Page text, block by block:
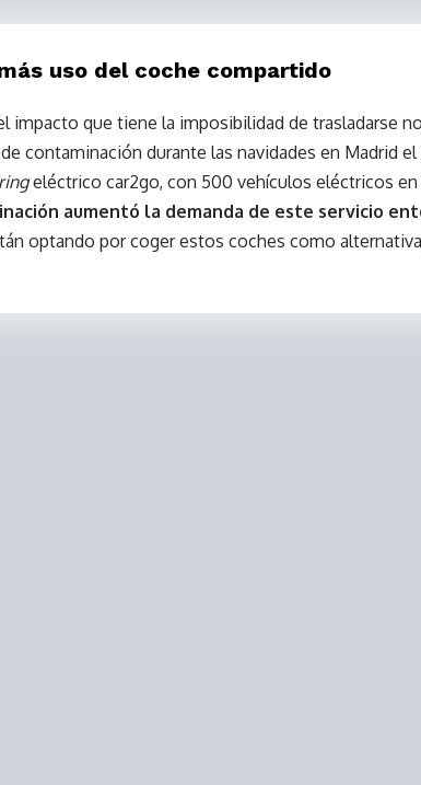
uso del coche compartido
impacto que tiene la imposibilidad de trasladarse
contaminación durante las navidades en Madrid
eléctrico car2go, con 500 vehículos eléctricos en
aumentó la demanda de este servicio
optando por coger estos coches como